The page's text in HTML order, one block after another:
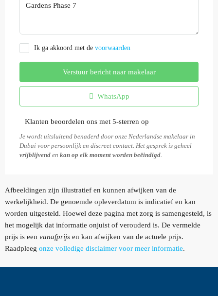
Ik ga akkoord met de voorwaarden
Verstuur bericht naar makelaar
WhatsApp
Klanten beoordelen ons met 5-sterren op
Je wordt uitsluitend benaderd door onze Nederlandse makelaar in
Dubai voor persoonlijk en discreet contact. Het gesprek is geheel
vrijblijvend en kan op elk moment worden beëindigd
Afbeeldingen zijn illustratief en kunnen afwijken van de
werkelijkheid. De genoemde opleverdatum is indicatief en kan
worden uitgesteld. Hoewel deze pagina met zorg is samengesteld, is
het mogelijk dat informatie onjuist of verouderd is. De vermelde
prijs is een vanafprijs en kan afwijken van de actuele prijs.
Raadpleeg onze volledige disclaimer voor meer informatie.